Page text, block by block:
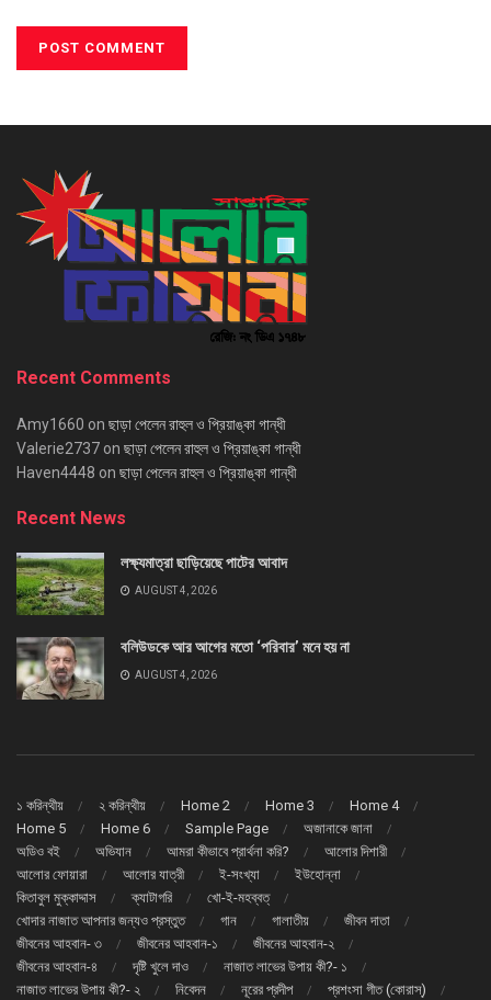
Recent Comments
Amy1660 on ছাড়া পেলেন রাহুল ও প্রিয়াঙ্কা গান্ধী
Valerie2737 on ছাড়া পেলেন রাহুল ও প্রিয়াঙ্কা গান্ধী
Haven4448 on ছাড়া পেলেন রাহুল ও প্রিয়াঙ্কা গান্ধী
Recent News
লক্ষ্যমাত্রা ছাড়িয়েছে পাটের আবাদ
AUGUST 4, 2026
বলিউডকে আর আগের মতো ‘পরিবার’ মনে হয় না
AUGUST 4, 2026
১ করিন্থীয় ২ করিন্থীয় Home 2 Home 3
Home 4
Home 5
Home 6 Sample Page
অজানাকে জানা
অডিও বই
অভিযান আমরা কীভাবে প্রার্থনা করি?
আলোর দিশারী
আলোর ফোয়ারা
আলোর যাত্রী ই-সংখ্যা
ইউহোন্না
কিতাবুল মুক্কাদ্দাস
ক্যাটাগরি
খো-ই-মহব্বত্
খোদার নাজাত আপনার জন্যও প্রস্তুত
গান গালাতীয়
জীবন দাতা
জীবনের আহবান- ৩
জীবনের আহবান-১
জীবনের আহবান-২
জীবনের আহবান-৪
দৃষ্টি খুলে দাও
নাজাত লাভের উপায় কী?- ১
নাজাত লাভের উপায় কী?- ২
নিবেদন নূরের প্রদীপ প্রশংসা গীত (কোরাস্)